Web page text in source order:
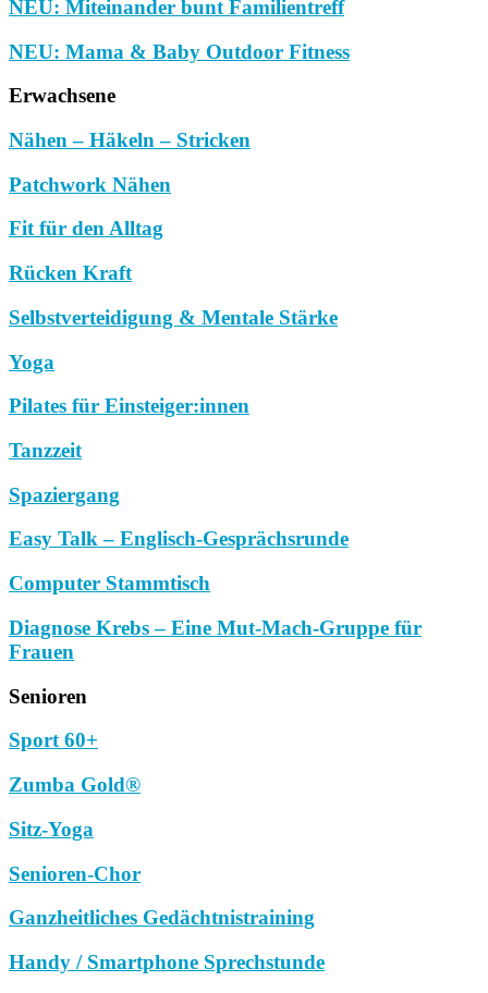
NEU: Miteinander bunt Familientreff
NEU: Mama & Baby Outdoor Fitness
Erwachsene
Nähen – Häkeln – Stricken
Patchwork Nähen
Fit für den Alltag
Rücken Kraft
Selbstverteidigung & Mentale Stärke
Yoga
Pilates für Einsteiger:innen
Tanzzeit
Spaziergang
Easy Talk – Englisch-Gesprächsrunde
Computer Stammtisch
Diagnose Krebs – Eine Mut-Mach-Gruppe für
Frauen
Senioren
Sport 60+
Zumba Gold®
Sitz-Yoga
Senioren-Chor
Ganzheitliches Gedächtnistraining
Handy / Smartphone Sprechstunde